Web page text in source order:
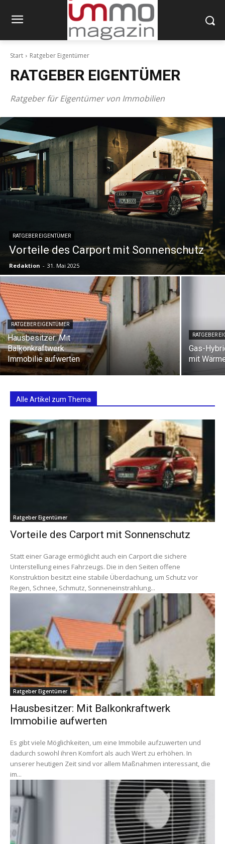
Start Ratgeber Eigentümer
RATGEBER EIGENTÜMER
Ratgeber für Eigentümer von Immobilien
RATGEBER EIGENTÜMER
Vorteile des Carport mit Sonnenschutz
Redaktion - 31. Mai 2025
RATGEBER EIGENTÜMER
Hausbesitzer: Mit
Balkonkraftwerk
Immobilie aufwerten
RATGEBER
Gas-
mit
Alle Artikel zum Thema
Ratgeber Eigentümer
Vorteile des Carport mit Sonnenschutz
Statt einer Garage ermöglicht auch ein Carport die sichere
Unterstellung eines Fahrzeugs. Die in den Seiten offene
Konstruktion besitzt eine stabile Überdachung, um Schutz vor
Regen, Schnee, Schmutz, Sonneneinstrahlung...
Ratgeber Eigentümer
Hausbesitzer: Mit Balkonkraftwerk
Immobilie aufwerten
Es gibt viele Möglichkeiten, um eine Immobile aufzuwerten und
dadurch sowohl ihren Komfort als auch Wert zu erhöhen. In
unserer heutigen Zeit sind vor allem Maßnahmen interessant, die
im...